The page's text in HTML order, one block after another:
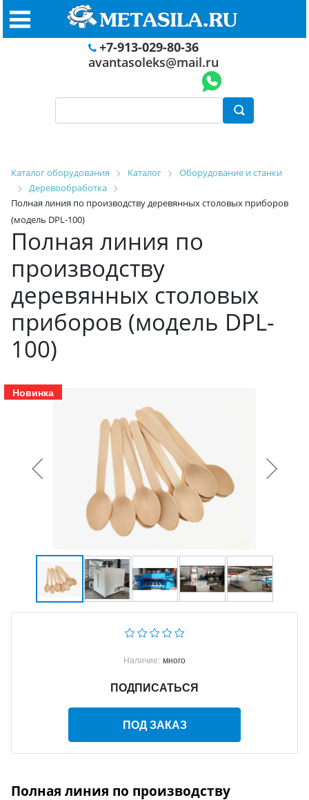
+7-913-029-80-36
avantasoleks@mail.ru
Каталог оборудования Каталог
Оборудование и станки
Деревообработка
Полная линия по производству деревянных столовых приборов
(модель DPL-100)
Полная линия по
производству
деревянных столовых
приборов (модель DPL-
100)
Новинка
Наличие: много
ПОДПИСАТЬСЯ
ПОД ЗАКАЗ
Полная линия по производству